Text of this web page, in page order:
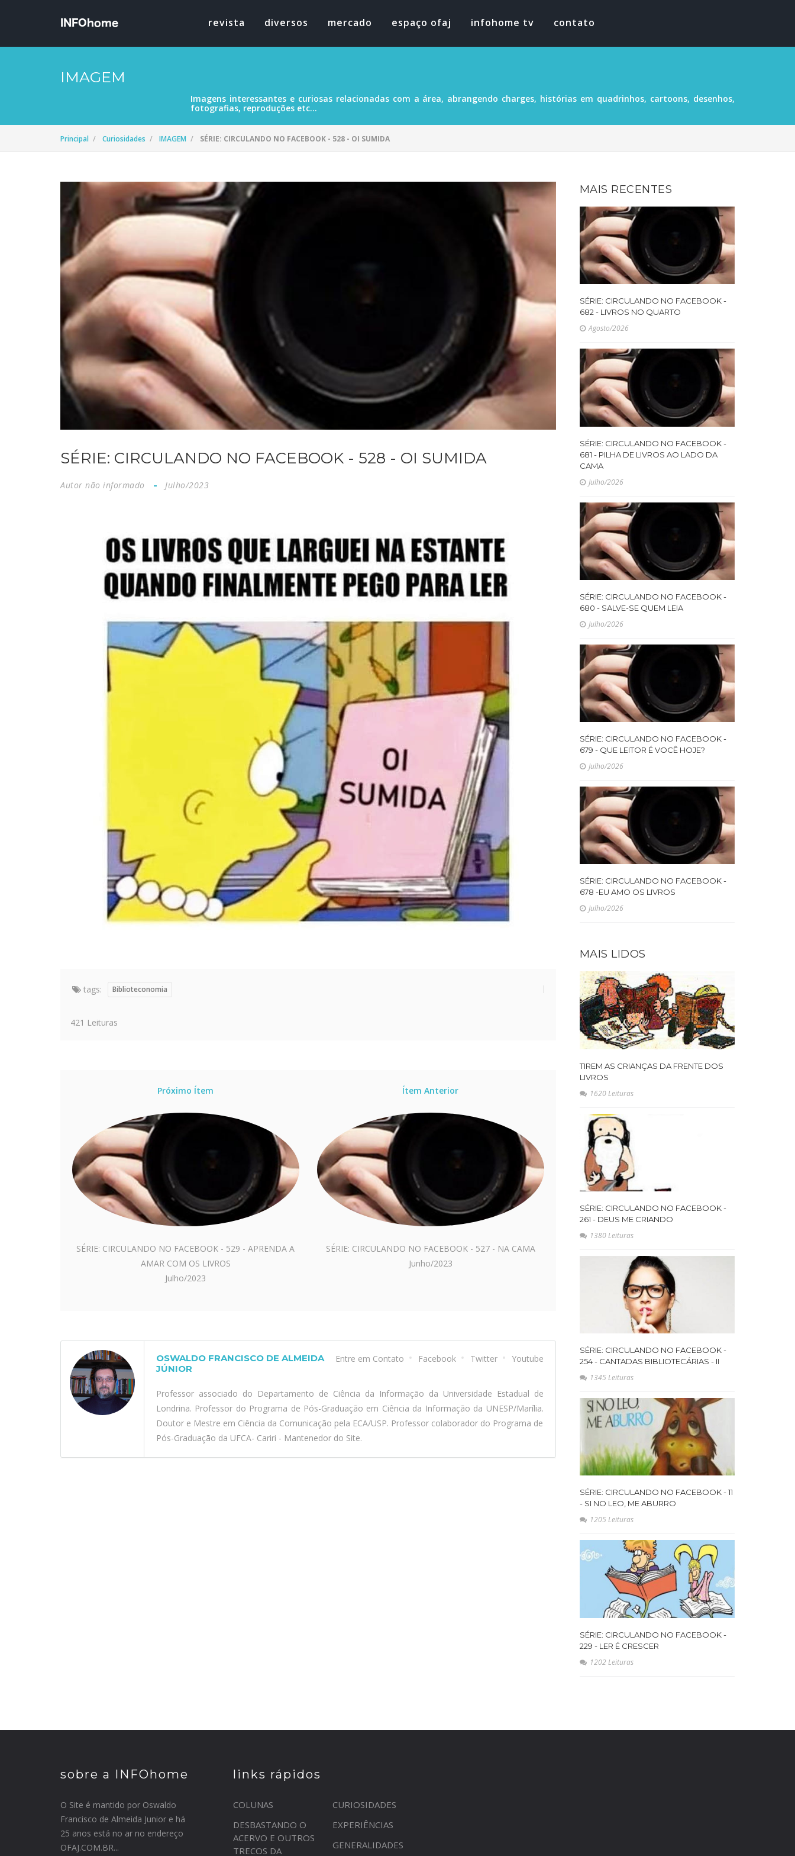
revista diversos mercado espaço ofaj infohome tv contato
IMAGEM
Imagens interessantes e curiosas relacionadas com a área, abrangendo charges, histórias em quadrinhos, cartoons, desenhos,
fotografias, reproduções etc...
Principal Curiosidades IMAGEM SÉRIE: CIRCULANDO NO FACEBOOK - 528 - OI SUMIDA
SÉRIE: CIRCULANDO NO FACEBOOK - 528 - OI SUMIDA
Autor não informado Julho/2023
tags: Biblioteconomia
421 Leituras
Próximo Ítem
SÉRIE: CIRCULANDO NO FACEBOOK - 529 - APRENDA A
AMAR COM OS LIVROS
Julho/2023
Ítem Anterior
SÉRIE: CIRCULANDO NO FACEBOOK - 527 - NA CAMA
Junho/2023
Entre em Contato Facebook Twitter Youtube
OSWALDO FRANCISCO DE ALMEIDA
JÚNIOR
Professor associado do Departamento de Ciência da Informação da Universidade Estadual de
Londrina. Professor do Programa de Pós-Graduação em Ciência da Informação da UNESP/Marília.
Doutor e Mestre em Ciência da Comunicação pela ECA/USP. Professor colaborador do Programa de
Pós-Graduação da UFCA- Cariri - Mantenedor do Site.
MAIS RECENTES
SÉRIE: CIRCULANDO NO FACEBOOK -
682 - LIVROS NO QUARTO
Agosto/2026
SÉRIE: CIRCULANDO NO FACEBOOK -
681 - PILHA DE LIVROS AO LADO DA
CAMA
Julho/2026
SÉRIE: CIRCULANDO NO FACEBOOK -
680 - SALVE-SE QUEM LEIA
Julho/2026
SÉRIE: CIRCULANDO NO FACEBOOK -
679 - QUE LEITOR É VOCÊ HOJE?
Julho/2026
SÉRIE: CIRCULANDO NO FACEBOOK -
678 -EU AMO OS LIVROS
Julho/2026
MAIS LIDOS
TIREM AS CRIANÇAS DA FRENTE DOS
LIVROS
1620 Leituras
SÉRIE: CIRCULANDO NO FACEBOOK -
261 - DEUS ME CRIANDO
1380 Leituras
SÉRIE: CIRCULANDO NO FACEBOOK -
254 - CANTADAS BIBLIOTECÁRIAS - II
1345 Leituras
SÉRIE: CIRCULANDO NO FACEBOOK - 11
- SI NO LEO, ME ABURRO
1205 Leituras
SÉRIE: CIRCULANDO NO FACEBOOK -
229 - LER É CRESCER
1202 Leituras
sobre a INFOhome
O Site é mantido por Oswaldo
Francisco de Almeida Junior e há
25 anos está no ar no endereço
OFAJ.COM.BR...
links rápidos
COLUNAS
CURIOSIDADES
DESBASTANDO O
ACERVO E OUTROS
TRECOS DA
EXPERIÊNCIAS
GENERALIDADES